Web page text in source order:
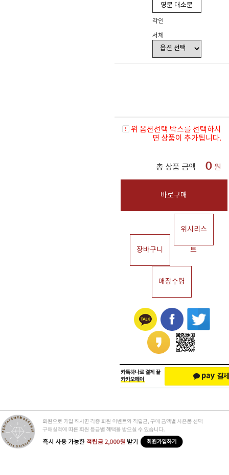
각인
서체
위 옵션선택 박스를 선택하시
면 상품이 추가됩니다.
총 상품 금액 0 원
바로구매
장바구니
위시리스
트
매장수령